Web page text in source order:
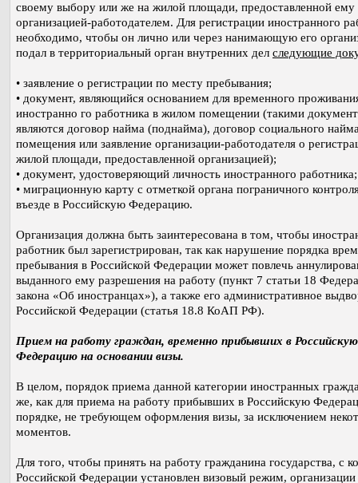
своему выбору или же на жилой площади, предоставленной ему
организацией-работодателем. Для регистрации иностранного
необходимо, чтобы он лично или через нанимающую его
подал в территориальный орган внутренних дел следующие
• заявление о регистрации по месту пребывания;
• документ, являющийся основанием для временного
иностранно го работника в жилом помещении (такими
являются договор найма (поднайма), договор социального
помещения или заявление организации-работодателя о
жилой площади, предоставленной организацией);
• документ, удостоверяющий личность иностранного работника;
• миграционную карту с отметкой органа пограничного
въезде в Российскую Федерацию.
Организация должна быть заинтересована в том, чтобы
работник был зарегистрирован, так как нарушение порядка
пребывания в Российской Федерации может повлечь
выданного ему разрешения на работу (пункт 7 статьи 18
закона «Об иностранцах»), а также его административное
Российской Федерации (статья 18.8 КоАП РФ).
Прием на работу граждан, временно прибывших в Российскую
Федерацию на основании визы.
В целом, порядок приема данной категории иностранных
же, как для приема на работу прибывших в Российскую
порядке, не требующем оформления визы, за исключением
моментов.
Для того, чтобы принять на работу гражданина государства, с
Российской Федерации установлен визовый режим, организации